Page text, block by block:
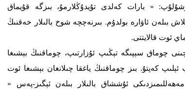
« بارات كەلدى تۇيدۇڭلارمۇ، بىزگە قۇيماق
بىلەن ئاۋارە بولدۇم. بىرنەچچە شوخ بالىلار خەقنىڭ
ئوت قالايتتى.
چوماق سېپىگە تېڭىپ ئۇزارتىپ، چوماقنىڭ بېشىغا
كەپتۇ. بىز چوماقنىڭ ياغقا چىلانغان بېشىغا ئوت
ئۇششاق بالىلار بىلەن ئېگىز-پەس «